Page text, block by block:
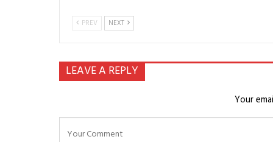
PREV NEXT
LEAVE A REPLY
Your